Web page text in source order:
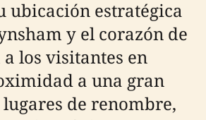
ubicación estratégica
y el corazón de
los visitantes en
a una gran
de renombre,